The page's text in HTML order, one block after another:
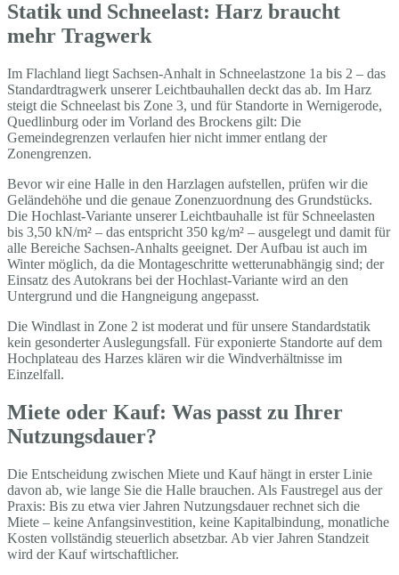
Statik und Schneelast: Harz braucht
mehr Tragwerk
Im Flachland liegt Sachsen-Anhalt in Schneelastzone 1a bis 2 – das
Standardtragwerk unserer Leichtbauhallen deckt das ab. Im Harz
steigt die Schneelast bis Zone 3, und für Standorte in Wernigerode,
Quedlinburg oder im Vorland des Brockens gilt: Die
Gemeindegrenzen verlaufen hier nicht immer entlang der
Zonengrenzen.
Bevor wir eine Halle in den Harzlagen aufstellen, prüfen wir die
Geländehöhe und die genaue Zonenzuordnung des Grundstücks.
Die Hochlast-Variante unserer Leichtbauhalle ist für Schneelasten
bis 3,50 kN/m² – das entspricht 350 kg/m² – ausgelegt und damit für
alle Bereiche Sachsen-Anhalts geeignet. Der Aufbau ist auch im
Winter möglich, da die Montageschritte wetterunabhängig sind; der
Einsatz des Autokrans bei der Hochlast-Variante wird an den
Untergrund und die Hangneigung angepasst.
Die Windlast in Zone 2 ist moderat und für unsere Standardstatik
kein gesonderter Auslegungsfall. Für exponierte Standorte auf dem
Hochplateau des Harzes klären wir die Windverhältnisse im
Einzelfall.
Miete oder Kauf: Was passt zu Ihrer
Nutzungsdauer?
Die Entscheidung zwischen Miete und Kauf hängt in erster Linie
davon ab, wie lange Sie die Halle brauchen. Als Faustregel aus der
Praxis: Bis zu etwa vier Jahren Nutzungsdauer rechnet sich die
Miete – keine Anfangsinvestition, keine Kapitalbindung, monatliche
Kosten vollständig steuerlich absetzbar. Ab vier Jahren Standzeit
wird der Kauf wirtschaftlicher.